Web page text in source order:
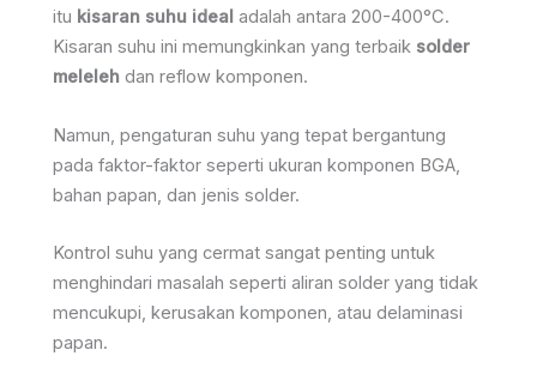
itu kisaran suhu ideal adalah antara 200-400°C.
Kisaran suhu ini memungkinkan yang terbaik solder
meleleh dan reflow komponen.
Namun, pengaturan suhu yang tepat bergantung
pada faktor-faktor seperti ukuran komponen BGA,
bahan papan, dan jenis solder.
Kontrol suhu yang cermat sangat penting untuk
menghindari masalah seperti aliran solder yang tidak
mencukupi, kerusakan komponen, atau delaminasi
papan.